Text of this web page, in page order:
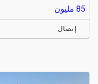
85 مليون
إتصال